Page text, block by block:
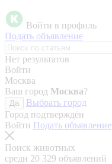
Войти в профиль
Подать объявление
Нет результатов
Войти
Москва
Ваш город Москва?
Да
Выбрать город
Город подтверждён
Войти Подать объявление
Поиск животных
среди 20 329 объявлений